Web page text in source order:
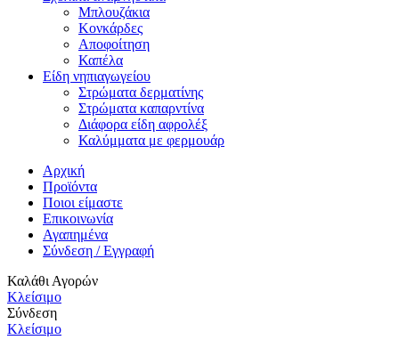
Μπλουζάκια
Κονκάρδες
Αποφοίτηση
Καπέλα
Είδη νηπιαγωγείου
Στρώματα δερματίνης
Στρώματα καπαρντίνα
Διάφορα είδη αφρολέξ
Καλύμματα με φερμουάρ
Αρχική
Προϊόντα
Ποιοι είμαστε
Επικοινωνία
Αγαπημένα
Σύνδεση / Εγγραφή
Καλάθι Αγορών
Κλείσιμο
Σύνδεση
Κλείσιμο